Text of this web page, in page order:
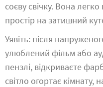
соєву свічку. Вона
простір на затишний
Уявіть: після
улюблений фільм або
пензлі, відкриваєте
світло огортає